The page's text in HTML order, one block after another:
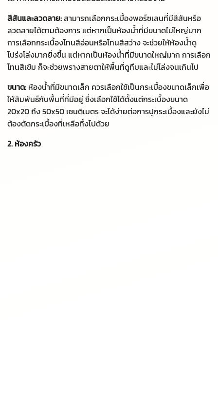
สีสันและลวดลาย:สามารถเลือกกระเบื้องพอร์ซเลนที่มีสีสันหรือ
ลวดลายได้ตามต้องการ แต่หากเป็นห้องน้ำที่มีขนาดไม่ใหญ่มาก
การเลือกกระเบื้องโทนสีอ่อนหรือโทนสีสว่าง จะช่วยให้ห้องน้ำดู
โปร่งโล่งมากยิ่งขึ้น แต่หากเป็นห้องน้ำที่มีขนาดใหญ่มาก การเลือก
โทนสีเข้ม ก็จะช่วยพรางสายตาให้พื้นที่ดูทึบและไม่โล่งจนเกินไป
ขนาด: ห้องน้ำที่มีขนาดเล็ก ควรเลือกใช้เป็นกระเบื้องขนาดเล็กเพื่อ
ให้สัมพันธ์กับพื้นที่ที่มีอยู่ ซึ่งเลือกใช้ได้ตั้งแต่กระเบื้องขนาด
20x20 ถึง 50x50 เซนติเมตร จะได้ง่ายต่อการปูกระเบื้องและยังไม่
ต้องตัดกระเบื้องที่เหลือทิ้งไปด้วย
2. ห้องครัว